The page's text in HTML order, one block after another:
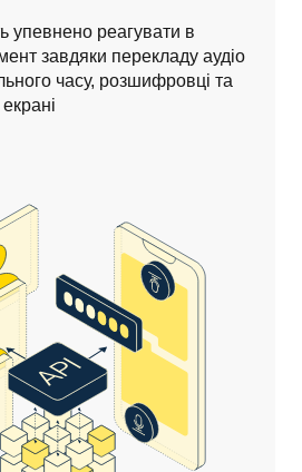
упевнено реагувати в
завдяки перекладу аудіо
часу, розшифровці та